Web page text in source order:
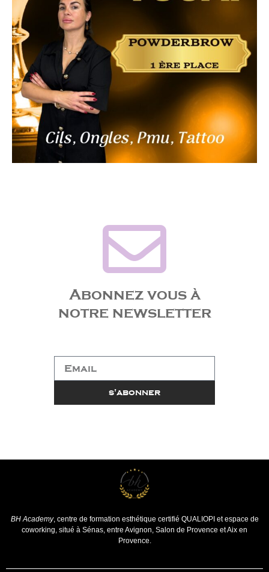
Abonnez vous à
notre newsletter​
s'abonner
BH Academy, centre de formation esthétique certifié QUALIOPI et espace de
coworking, situé à Sénas, entre Avignon, Salon de Provence et Aix en
Provence.